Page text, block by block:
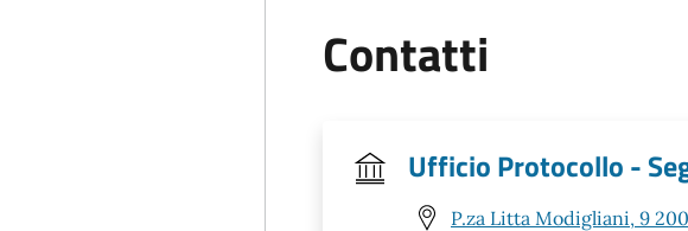
Contatti
Ufficio Protocollo -
P.za Litta Modigliani, 9